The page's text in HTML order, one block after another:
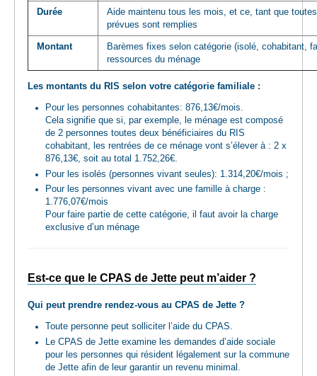
Durée
Aide maintenu tous les mois, et ce, tant que
prévues sont remplies
Montant
Barèmes fixes selon catégorie (isolé, cohabitant,
ressources du ménage
Les montants du RIS selon votre catégorie familiale :
Pour les personnes cohabitantes: 876,13€/mois.
Cela signifie que si, par exemple, le ménage est composé
de 2 personnes toutes deux bénéficiaires du RIS
cohabitant, les rentrées de ce ménage vont s’élever à : 2 x
876,13€, soit au total 1.752,26€.
Pour les isolés (personnes vivant seules): 1.314,20€/mois ;
Pour les personnes vivant avec une famille à charge :
1.776,07€/mois
Pour faire partie de cette catégorie, il faut avoir la charge
exclusive d’un ménage
Est-ce que le CPAS de Jette peut m’aider ?
Qui peut prendre rendez-vous au CPAS de Jette ?
Toute personne peut solliciter l’aide du CPAS.
Le CPAS de Jette examine les demandes d’aide sociale
pour les personnes qui résident légalement sur la commune
de Jette afin de leur garantir un revenu minimal.